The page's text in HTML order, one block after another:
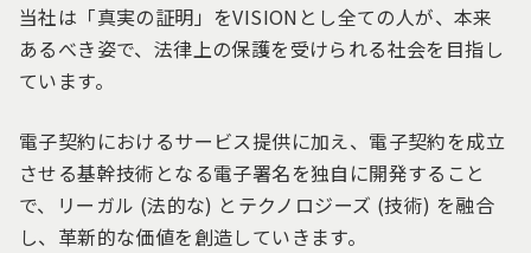
当社は「真実の証明」をVISIONとし全ての人が、本来
あるべき姿で、法律上の保護を受けられる社会を目指し
ています。
電子契約におけるサービス提供に加え、電子契約を成立
させる基幹技術となる電子署名を独自に開発すること
で、リーガル (法的な) とテクノロジーズ (技術) を融合
し、革新的な価値を創造していきます。